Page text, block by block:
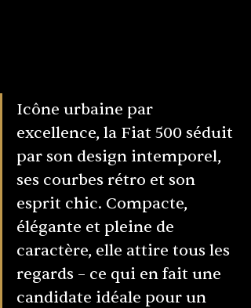
Icône urbaine par
excellence, la Fiat 500 séduit
par son design intemporel,
ses courbes rétro et son
esprit chic. Compacte,
élégante et pleine de
caractère, elle attire tous les
regards – ce qui en fait une
candidate idéale pour un